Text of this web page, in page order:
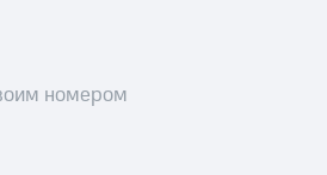
номером